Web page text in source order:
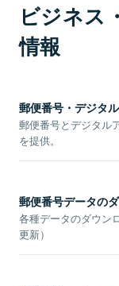
ビジネス
情報
郵便番号・デジタ
郵便番号とデジタル
を提供。
郵便番号データの
各種データのダウン
更新）